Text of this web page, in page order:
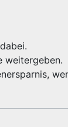
weitergeben.